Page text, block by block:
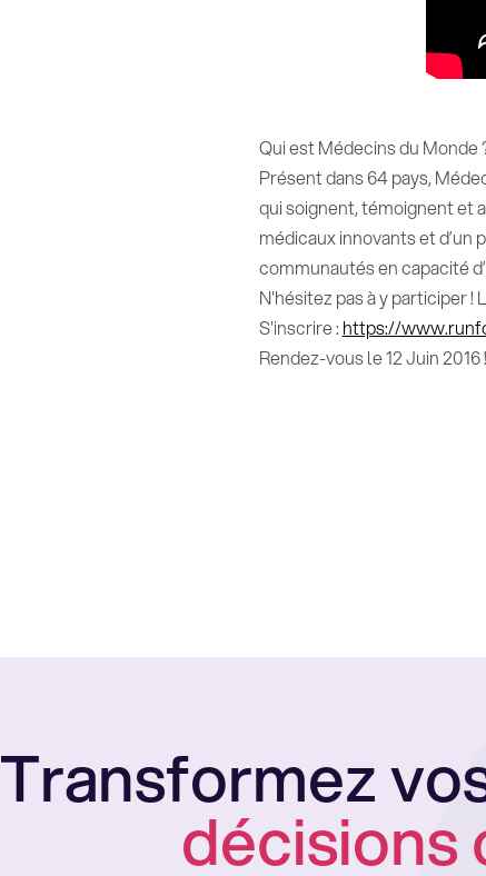
Qui est Médecins du Monde
Présent dans 64 pays,
qui soignent, témoignent et
médicaux innovants et
communautés en capacité
N'hésitez pas à y participer
S'inscrire : https://
Rendez-vous le 12 Juin 2016 !
Transformez
décisions